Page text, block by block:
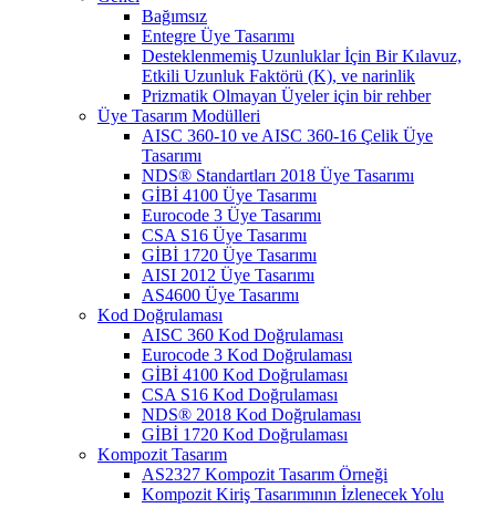
Bağımsız
Entegre Üye Tasarımı
Desteklenmemiş Uzunluklar İçin Bir Kılavuz,
Etkili Uzunluk Faktörü (K), ve narinlik
Prizmatik Olmayan Üyeler için bir rehber
Üye Tasarım Modülleri
AISC 360-10 ve AISC 360-16 Çelik Üye
Tasarımı
NDS® Standartları 2018 Üye Tasarımı
GİBİ 4100 Üye Tasarımı
Eurocode 3 Üye Tasarımı
CSA S16 Üye Tasarımı
GİBİ 1720 Üye Tasarımı
AISI 2012 Üye Tasarımı
AS4600 Üye Tasarımı
Kod Doğrulaması
AISC 360 Kod Doğrulaması
Eurocode 3 Kod Doğrulaması
GİBİ 4100 Kod Doğrulaması
CSA S16 Kod Doğrulaması
NDS® 2018 Kod Doğrulaması
GİBİ 1720 Kod Doğrulaması
Kompozit Tasarım
AS2327 Kompozit Tasarım Örneği
Kompozit Kiriş Tasarımının İzlenecek Yolu